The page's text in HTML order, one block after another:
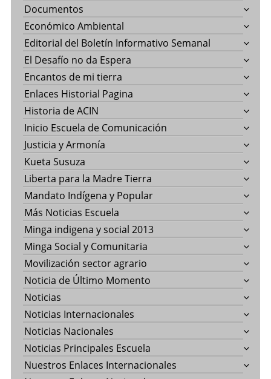
Documentos
Económico Ambiental
Editorial del Boletín Informativo Semanal
El Desafío no da Espera
Encantos de mi tierra
Enlaces Historial Pagina
Historia de ACIN
Inicio Escuela de Comunicación
Justicia y Armonía
Kueta Susuza
Liberta para la Madre Tierra
Mandato Indígena y Popular
Más Noticias Escuela
Minga indigena y social 2013
Minga Social y Comunitaria
Movilización sector agrario
Noticia de Último Momento
Noticias
Noticias Internacionales
Noticias Nacionales
Noticias Principales Escuela
Nuestros Enlaces Internacionales